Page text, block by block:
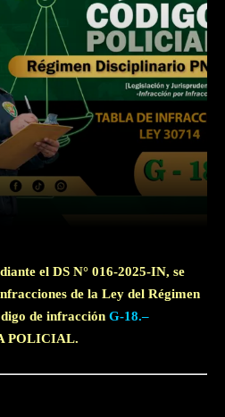
Twitter
el DS N° 016-2025-IN, se
de la Ley del Régimen
de infracción G-18.–
POLICIAL.